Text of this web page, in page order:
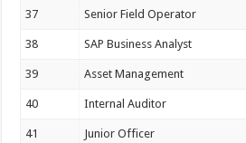
37 Senior Field Operator
38 SAP Business Analyst
39 Asset Management
40 Internal Auditor
41 Junior Officer